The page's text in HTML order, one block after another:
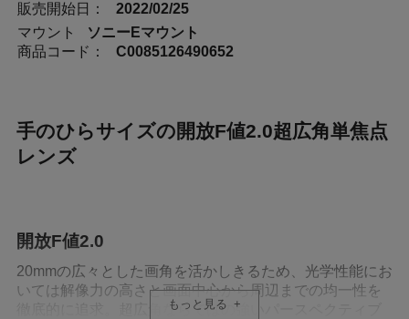
販売開始日：
2022/02/25
マウント
ソニーEマウント
商品コード：
C0085126490652
手のひらサイズの開放F値2.0超広角単焦点
レンズ
開放F値2.0
20mmの広々とした画角を活かしきるため、光学性能にお
いては解像力の高さと画面中心から周辺までの均一性を
徹底的に追求。超広角ならではの強いパースペクティブ
もっと見る